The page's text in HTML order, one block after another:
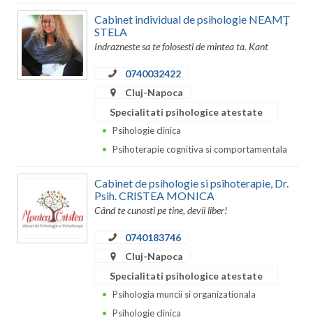
Constanta
Covasna
Dambovita
Harghita
Cabinet individual de psihologie NEAMŢ
STELA
Indrazneste sa te folosesti de mintea ta. Kant
0740032422
Cluj-Napoca
Specialitati psihologice atestate
Psihologie clinica
Psihoterapie cognitiva si comportamentala
Cabinet de psihologie si psihoterapie, Dr.
Psih. CRISTEA MONICA
Când te cunosti pe tine, devii liber!
0740183746
Cluj-Napoca
Specialitati psihologice atestate
Psihologia muncii si organizationala
Psihologie clinica